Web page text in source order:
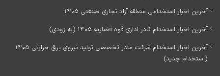
آخرین اخبار استخدامی منطقه آزاد تجاری صنعتی 1405
آخرین اخبار استخدام کادر اداری قوه قضاییه 1405 (به زودی)
آخرین اخبار استخدام شرکت مادر تخصصی تولید نیروی برق حرارتی 1405
(استخدام جدید)